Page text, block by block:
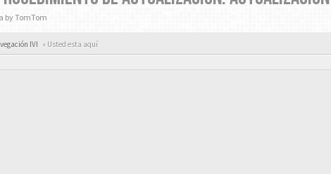
by TomTom
IVI « Usted esta aquí